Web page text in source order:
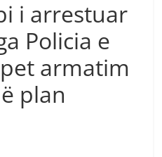
i arrestuar
Policia e
armatim
plan